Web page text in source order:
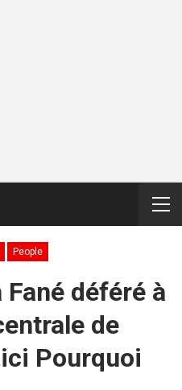
People
déféré à
de
Pourquoi